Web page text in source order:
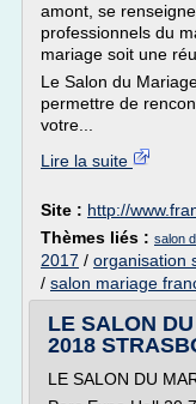
amont, se
professionnels du
mariage soit une
Le Salon du
permettre de
votre...
Lire la suite
Site : http://
Thèmes liés : salon
2017 / organisation
/ salon mariage
LE SALON
2018
LE SALON DU